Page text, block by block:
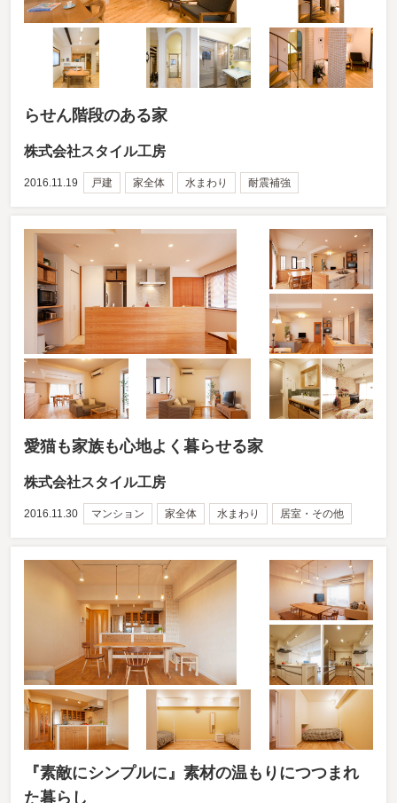
らせん階段のある家
株式会社スタイル工房
2016.11.19 戸建 家全体 水まわり 耐震補強
愛猫も家族も心地よく暮らせる家
株式会社スタイル工房
2016.11.30 マンション 家全体 水まわり 居室・その他
『素敵にシンプルに』素材の温もりにつつまれ
た暮らし